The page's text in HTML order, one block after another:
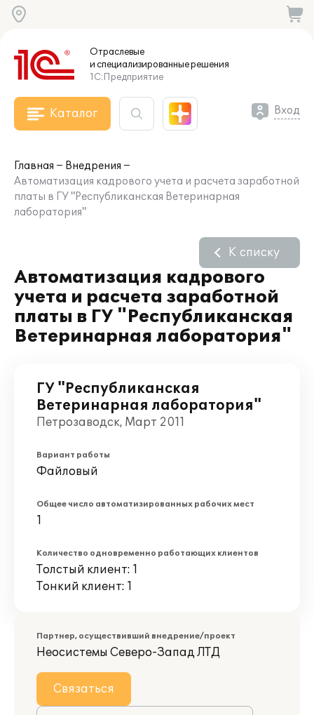
Отраслевые
и специализированныерешения
1С:Предприятие
Каталог Вход
Главная
Внедрения
Автоматизация кадрового учета и расчета заработной
платы в ГУ "Республиканская Ветеринарная
лаборатория"
Автоматизация кадрового
учета и расчета заработной
платы в ГУ "Республиканская
Ветеринарная лаборатория"
К списку
ГУ "Республиканская
Ветеринарная лаборатория"
Петрозаводск, Март 2011
Вариант работы
Файловый
Общее число автоматизированных рабочих мест
1
Количество одновременно работающих клиентов
Толстый клиент: 1
Тонкий клиент: 1
Партнер, осуществивший внедрение/проект
Неосистемы Северо-Запад ЛТД
Связаться